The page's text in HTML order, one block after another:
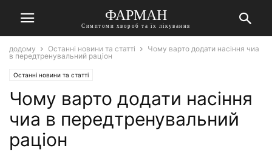
ФАРМАН
Симптоми хвороб та їх лікування
додому Останні новини та статті
Чому варто додати насіння чиа
в передтренувальний раціон
Останні новини та статті
Чому варто додати насіння
чиа в передтренувальний
раціон